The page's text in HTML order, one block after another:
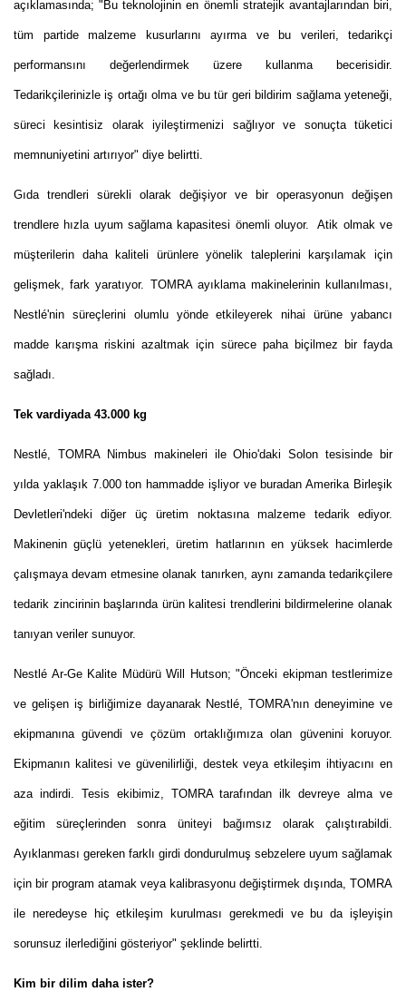
açıklamasında; "Bu teknolojinin en önemli stratejik avantajlarından biri,
tüm partide malzeme kusurlarını ayırma ve bu verileri, tedarikçi
performansını değerlendirmek üzere kullanma becerisidir.
Tedarikçilerinizle iş ortağı olma ve bu tür geri bildirim sağlama yeteneği,
süreci kesintisiz olarak iyileştirmenizi sağlıyor ve sonuçta tüketici
memnuniyetini artırıyor" diye belirtti.
Gıda trendleri sürekli olarak değişiyor ve bir operasyonun değişen
trendlere hızla uyum sağlama kapasitesi önemli oluyor. Atik olmak ve
müşterilerin daha kaliteli ürünlere yönelik taleplerini karşılamak için
gelişmek, fark yaratıyor. TOMRA ayıklama makinelerinin kullanılması,
Nestlé'nin süreçlerini olumlu yönde etkileyerek nihai ürüne yabancı
madde karışma riskini azaltmak için sürece paha biçilmez bir fayda
sağladı.
Tek vardiyada 43.000 kg
Nestlé, TOMRA Nimbus makineleri ile Ohio'daki Solon tesisinde bir
yılda yaklaşık 7.000 ton hammadde işliyor ve buradan Amerika Birleşik
Devletleri'ndeki diğer üç üretim noktasına malzeme tedarik ediyor.
Makinenin güçlü yetenekleri, üretim hatlarının en yüksek hacimlerde
çalışmaya devam etmesine olanak tanırken, aynı zamanda tedarikçilere
tedarik zincirinin başlarında ürün kalitesi trendlerini bildirmelerine olanak
tanıyan veriler sunuyor.
Nestlé Ar-Ge Kalite Müdürü Will Hutson; "Önceki ekipman testlerimize
ve gelişen iş birliğimize dayanarak Nestlé, TOMRA'nın deneyimine ve
ekipmanına güvendi ve çözüm ortaklığımıza olan güvenini koruyor.
Ekipmanın kalitesi ve güvenilirliği, destek veya etkileşim ihtiyacını en
aza indirdi. Tesis ekibimiz, TOMRA tarafından ilk devreye alma ve
eğitim süreçlerinden sonra üniteyi bağımsız olarak çalıştırabildi.
Ayıklanması gereken farklı girdi dondurulmuş sebzelere uyum sağlamak
için bir program atamak veya kalibrasyonu değiştirmek dışında, TOMRA
ile neredeyse hiç etkileşim kurulması gerekmedi ve bu da işleyişin
sorunsuz ilerlediğini gösteriyor" şeklinde belirtti.
Kim bir dilim daha ister?